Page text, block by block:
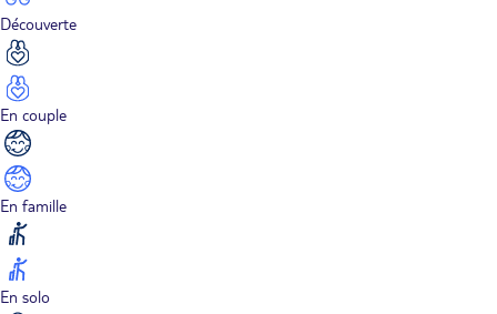
Découverte
En couple
En famille
En solo